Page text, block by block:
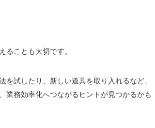
ることも大切です。
試したり、新しい道具を取り入れるなど、
業務効率化へつながるヒントが見つかるかも